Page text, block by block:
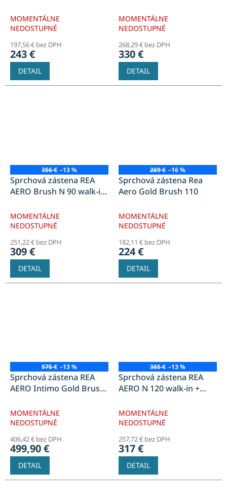
čierna
MOMENTÁLNE
NEDOSTUPNÉ
197,56 € bez DPH
243 €
DETAIL
zlatá
MOMENTÁLNE
NEDOSTUPNÉ
268,29 € bez DPH
330 €
DETAIL
356 € –13 %
Sprchová zástena REA
AERO Brush N 90 walk-in
zlatá
MOMENTÁLNE
NEDOSTUPNÉ
251,22 € bez DPH
309 €
DETAIL
269 € –16 %
Sprchová zástena Rea
Aero Gold Brush 110
MOMENTÁLNE
NEDOSTUPNÉ
182,11 € bez DPH
224 €
DETAIL
575 € –13 %
Sprchová zástena REA
AERO Intimo Gold Brush
vešiak EVO - zlatá
MOMENTÁLNE
NEDOSTUPNÉ
406,42 € bez DPH
499,90 €
DETAIL
365 € –13 %
Sprchová zástena REA
AERO N 120 walk-in +
MOMENTÁLNE
NEDOSTUPNÉ
257,72 € bez DPH
317 €
DETAIL